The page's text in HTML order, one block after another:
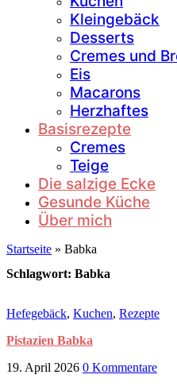
Kleingebäck
Desserts
Cremes und
Eis
Macarons
Herzhaftes
Basisrezepte
Cremes
Teige
Die salzige Ecke
Gesunde Küche
Über mich
Startseite » Babka
Schlagwort: Babka
Hefegebäck, Kuchen, Rezepte
Pistazien Babka
19. April 2026 0 Kommentare